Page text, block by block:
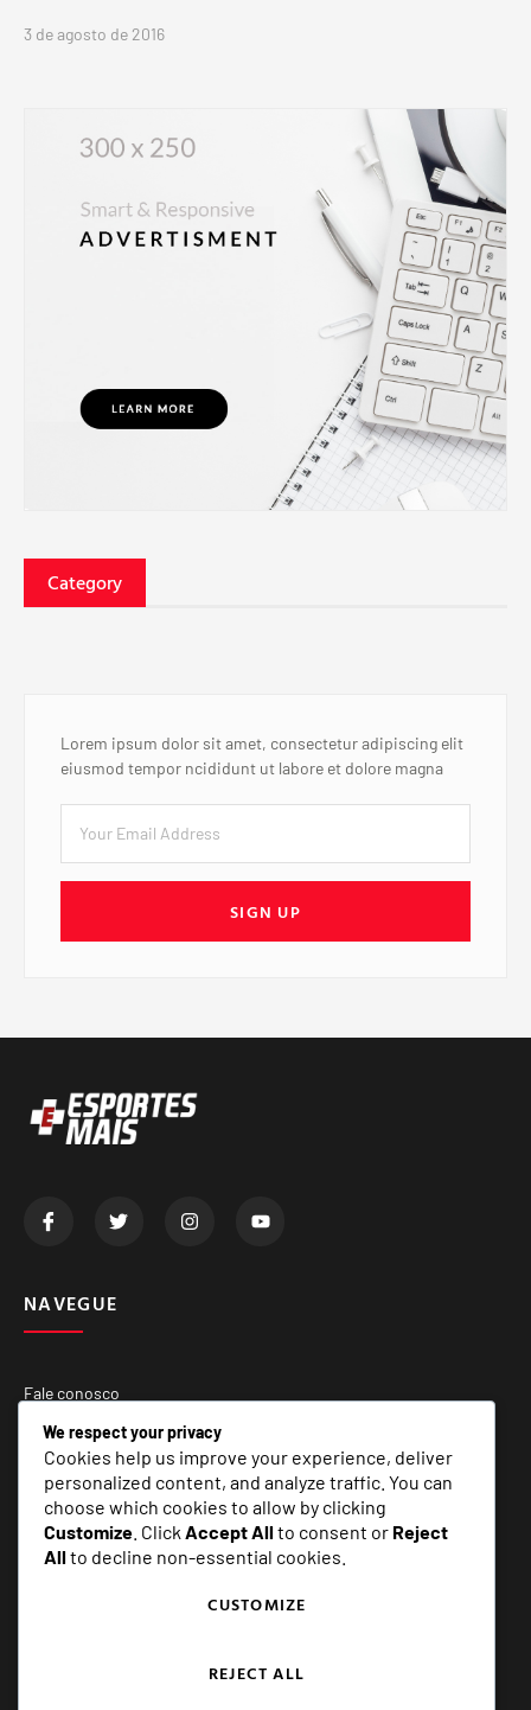
3 de agosto de 2016
Category
Lorem ipsum dolor sit amet, consectetur adipiscing elit
eiusmod tempor ncididunt ut labore et dolore magna
SIGN UP
NAVEGUE
Fale conosco
Quem Somos
Matérias Especiais
SERVIÇOS
We respect your privacy
Cookies help us improve your experience, deliver
personalized content, and analyze traffic. You can
choose which cookies to allow by clicking
Customize . Click Accept Allto consent or Reject
Allto decline non-essential cookies.
CUSTOMIZE
REJECT ALL